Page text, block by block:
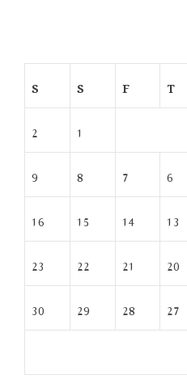
T
F
S
S
1
2
6
7
8
9
13
14
15
16
20
21
22
23
27
28
29
30